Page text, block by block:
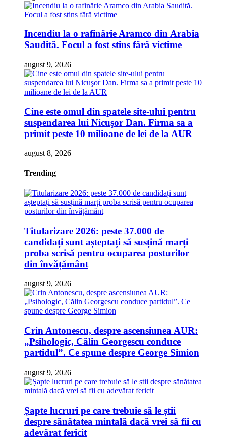
Incendiu la o rafinărie Aramco din Arabia
Saudită. Focul a fost stins fără victime
august 9, 2026
Cine este omul din spatele site-ului pentru
suspendarea lui Nicuşor Dan. Firma sa a
primit peste 10 milioane de lei de la AUR
august 8, 2026
Trending
Titularizare 2026: peste 37.000 de
candidați sunt așteptați să susțină marți
proba scrisă pentru ocuparea posturilor
din învățământ
august 9, 2026
Crin Antonescu, despre ascensiunea AUR:
„Psihologic, Călin Georgescu conduce
partidul”. Ce spune despre George Simion
august 9, 2026
Șapte lucruri pe care trebuie să le știi
despre sănătatea mintală dacă vrei să fii cu
adevărat fericit